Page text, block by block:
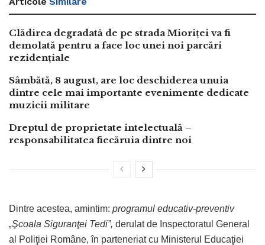
Clădirea degradată de pe strada Mioriței va fi
demolată pentru a face loc unei noi parcări
rezidențiale
Sâmbătă, 8 august, are loc deschiderea unuia
dintre cele mai importante evenimente dedicate
muzicii militare
Dreptul de proprietate intelectuală –
responsabilitatea fiecăruia dintre noi
Dintre acestea, amintim: programul educativ-preventiv
„Şcoala Siguranţei Tedi”, derulat de Inspectoratul General
al Poliţiei Române, în parteneriat cu Ministerul Educaţiei